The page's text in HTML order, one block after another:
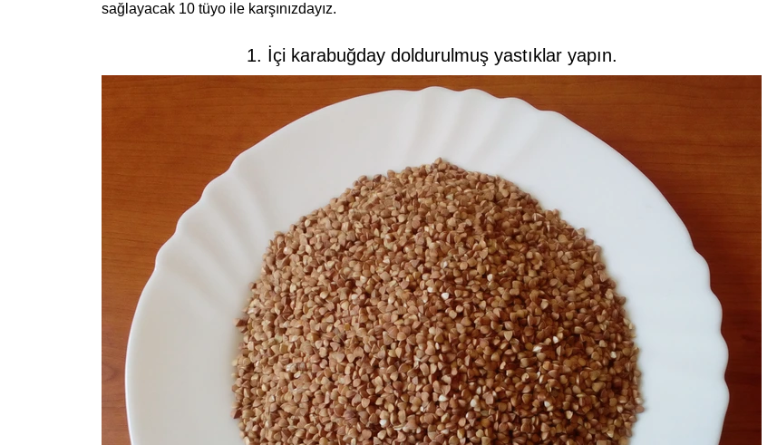
sağlayacak 10 tüyo ile karşınızdayız.
1. İçi karabuğday doldurulmuş yastıklar yapın.